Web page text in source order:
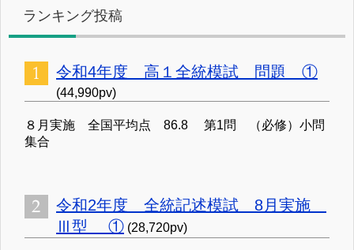
ランキング投稿
令和4年度 高１全統模試 問題 ①
(44,990pv)
８月実施 全国平均点 86.8 第1問 （必修）小問
集合
令和2年度 全統記述模試 8月実施
Ⅲ型 ① (28,720pv)